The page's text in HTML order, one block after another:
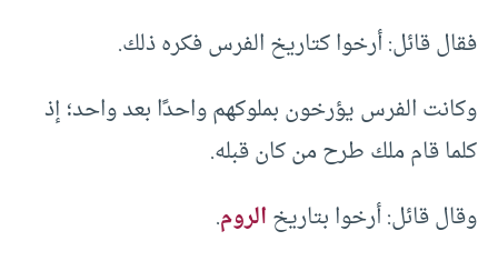
فقال قائل: أرخوا كتاريخ الفرس فكره ذلك.
وكانت الفرس يؤرخون بملوكهم واحدًا بعد واحد؛ إذ
كلما قام ملك طرح من كان قبله.
وقال قائل: أرخوا بتاريخالروم.